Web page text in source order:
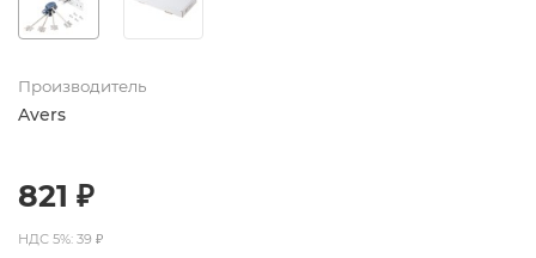
Производитель
Avers
821 ₽
НДС 5%: 39 ₽